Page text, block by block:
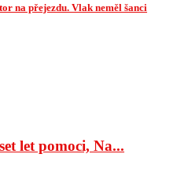
na přejezdu. Vlak neměl šanci
let pomoci, Na...